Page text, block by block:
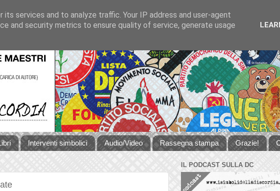
Interventi simbolici Audio/Video Rassegna stampa Grazie!
IL PODCAST SULLA DC
services and to analyze traffic. Your IP address and user-agent
and security metrics to ensure quality of service, generate usage